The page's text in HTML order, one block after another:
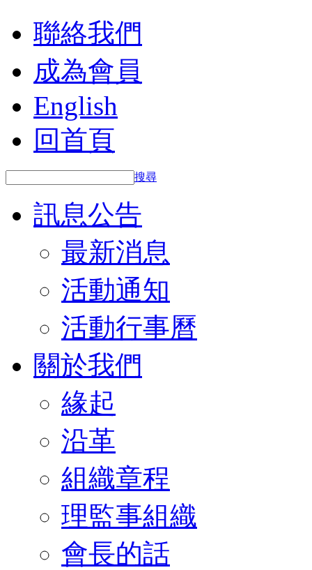
聯絡我們
成為會員
English
回首頁
搜尋
訊息公告
最新消息
活動通知
活動行事曆
關於我們
緣起
沿革
組織章程
理監事組織
會長的話